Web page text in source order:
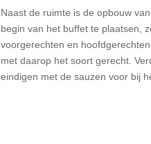
Naast de ruimte is de opbouw
begin van het buffet te plaatsen,
voorgerechten en
met daarop het soort gerecht.
eindigen met de sauzen voor bij